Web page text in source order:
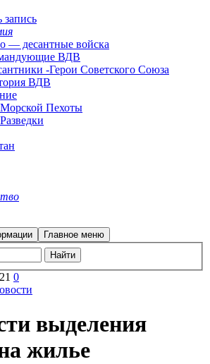
запись
— десантные войска
ВДВ
-Герои Советского Союза
ВДВ
Пехоты
Главное меню
0
выделения
жилье